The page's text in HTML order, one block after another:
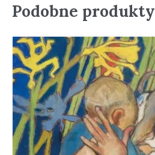
Podobne produkty